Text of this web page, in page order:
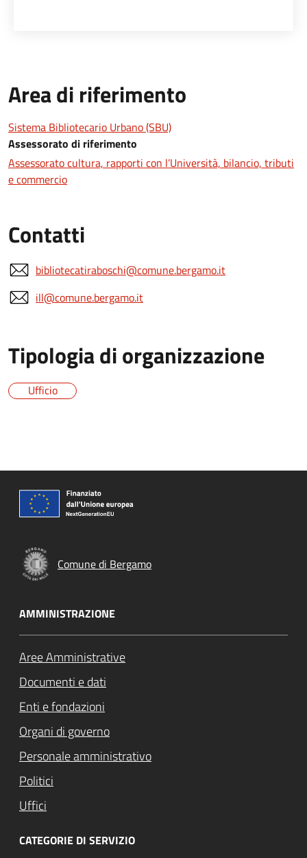
Area di riferimento
Sistema Bibliotecario Urbano (SBU)
Assessorato di riferimento
Assessorato cultura, rapporti con l’Università, bilancio, tributi
e commercio
Contatti
bibliotecatiraboschi@comune.bergamo.it
ill@comune.bergamo.it
Tipologia di organizzazione
Ufficio
Comune di Bergamo
AMMINISTRAZIONE
Aree Amministrative
Documenti e dati
Enti e fondazioni
Organi di governo
Personale amministrativo
Politici
Uffici
CATEGORIE DI SERVIZIO